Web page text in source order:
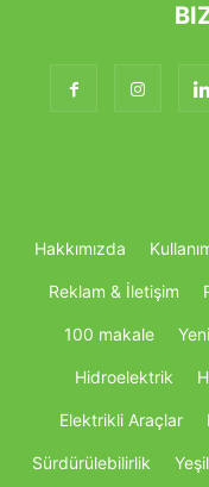
Hakkımızda
Reklam & İletişim
100 makale
Hidroelektrik
Elektrikli Araçlar
Sürdürülebilirlik